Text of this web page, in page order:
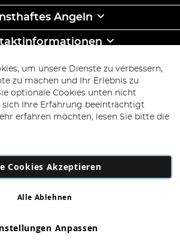
Angeln
& SPAREN
Abonnieren
863029607
um unsere Dienste zu verbessern,
zu machen und Ihr Erlebnis zu
optionale Cookies unten nicht
sich Ihre Erfahrung beeinträchtigt
erfahren möchten, lesen Sie bitte die
Cookies Akzeptieren
Anpassen
Alle Ablehnen